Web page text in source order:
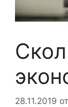
28.11.2019 от